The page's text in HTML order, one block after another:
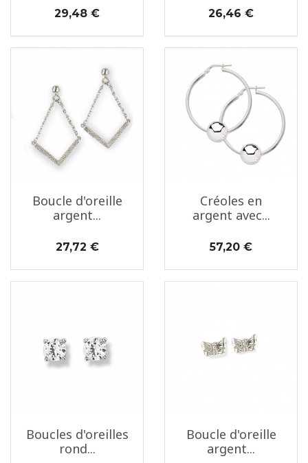
Prix
29,48 € Prix
26,46 €
Boucle d'oreille
argent...
Prix
27,72 €
Créoles en
argent avec...
Prix
57,20 €
Boucles d'oreilles
rond...
Boucle d'oreille
argent...